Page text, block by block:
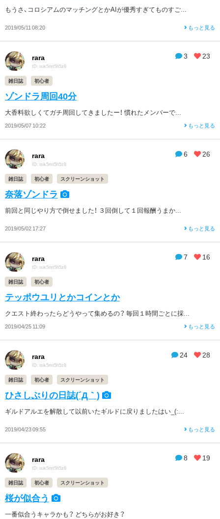
もうさ、コロシアムのマッチングとかAIが優秀すぎてものすご...
2019/05/11 08:20 もっと見る
3 23
rara
ID: isik5mt5h5z8
雑日誌 初心者
ゾンドラ周回40分
大香料欲しくてガチ周回してきましたー！ 慣れたメンバーで...
2019/05/07 10:22 もっと見る
6 26
rara
ID: isik5mt5h5z8
雑日誌 初心者 スクリーンショット
奈落ゾンドラ
前回と同じやり方で倒せました！ ３回倒して１回報酬うまか...
2019/05/02 17:27 もっと見る
7 16
rara
ID: isik5mt5h5z8
雑日誌 初心者
テッポウユリとかコインとか
クエスト終わったらどうやって集めるの？ 毎回１時間ごとに採...
2019/04/25 11:09 もっと見る
24 28
rara
ID: isik5mt5h5z8
雑日誌 初心者 スクリーンショット
ひさしぶりの日誌(´Д｀)
ギルドアルエを解散して以前いたギルドに戻りましたはい_(:...
2019/04/23 09:55 もっと見る
8 19
rara
ID: isik5mt5h5z8
雑日誌 初心者 スクリーンショット
桜が似合う
一番似合うキャラかも？ どちらがお好き？